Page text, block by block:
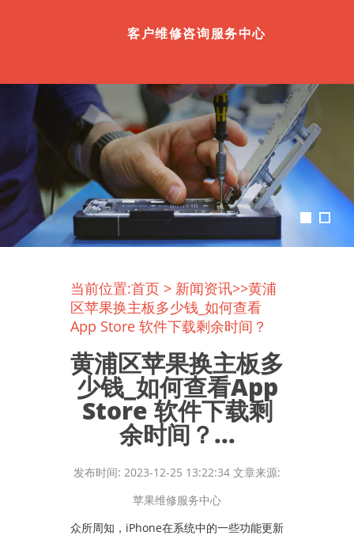
客户维修咨询服务中心
当前位置:首页 > 新闻资讯>>黄浦
区苹果换主板多少钱_如何查看
App Store 软件下载剩余时间？
黄浦区苹果换主板多
少钱_如何查看App
Store 软件下载剩
余时间？...
发布时间: 2023-12-25 13:22:34 文章来源:
苹果维修服务中心
众所周知，iPhone在系统中的一些功能更新